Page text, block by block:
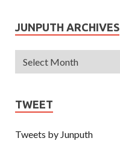
JUNPUTH ARCHIVES
TWEET
Tweets by Junputh